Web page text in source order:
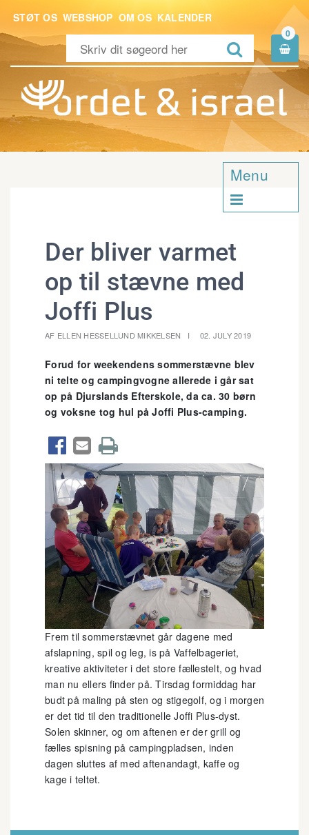
STØT OS WEBSHOP OM OS KALENDER

0

Menu

Der bliver varmet
op til stævne med
Joffi Plus
AF ELLEN HESSELLUND MIKKELSEN 02. JULY 2019
Forud for weekendens sommerstævne blev
ni telte og campingvogne allerede i går sat
op på Djurslands Efterskole, da ca. 30 børn
og voksne tog hul på Joffi Plus-camping.
  
Frem til sommerstævnet går dagene med
afslapning, spil og leg, is på Vaffelbageriet,
kreative aktiviteter i det store fællestelt, og hvad
man nu ellers finder på. Tirsdag formiddag har
budt på maling på sten og stigegolf, og i morgen
er det tid til den traditionelle Joffi Plus-dyst.
Solen skinner, og om aftenen er der grill og
fælles spisning på campingpladsen, inden
dagen sluttes af med aftenandagt, kaffe og
kage i teltet.